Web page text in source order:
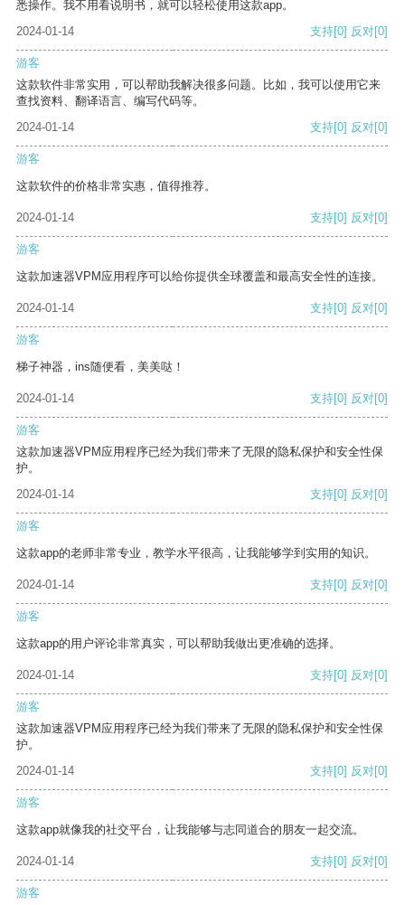
悉操作。我不用看说明书，就可以轻松使用这款app。
2024-01-14
支持[0] 反对[0]
游客
这款软件非常实用，可以帮助我解决很多问题。比如，我可以使用它来
查找资料、翻译语言、编写代码等。
2024-01-14
支持[0] 反对[0]
游客
这款软件的价格非常实惠，值得推荐。
2024-01-14 支持[0] 反对[0]
游客
这款加速器VPM应用程序可以给你提供全球覆盖和最高安全性的连接。
2024-01-14 支持[0] 反对[0]
游客
梯子神器，ins随便看，美美哒！
2024-01-14 支持[0] 反对[0]
游客
这款加速器VPM应用程序已经为我们带来了无限的隐私保护和安全性保
护。
2024-01-14
支持[0] 反对[0]
游客
这款app的老师非常专业，教学水平很高，让我能够学到实用的知识。
2024-01-14 支持[0] 反对[0]
游客
这款app的用户评论非常真实，可以帮助我做出更准确的选择。
2024-01-14 支持[0] 反对[0]
游客
这款加速器VPM应用程序已经为我们带来了无限的隐私保护和安全性保
护。
2024-01-14
支持[0] 反对[0]
游客
这款app就像我的社交平台，让我能够与志同道合的朋友一起交流。
2024-01-14 支持[0] 反对[0]
游客